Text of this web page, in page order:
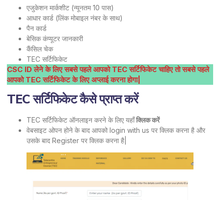
एजुकेशन मार्कशीट (न्यूनतम 10 पास)
आधार कार्ड (लिंक मोबाइल नंबर के साथ)
पैन कार्ड
बेसिक कंप्यूटर जानकारी
कैंसिल चेक
TEC सर्टिफिकेट
CSC ID लेने के लिए सबसे पहले आपको TEC सर्टिफिकेट चाहिए तो सबसे पहले
आपको TEC सर्टिफिकेट के लिए अप्लाई करना होगा|
TEC सर्टिफिकेट कैसे प्राप्त करें
TEC सर्टिफिकेट ऑनलाइन करने के लिए यहाँक्लिक करें
वेबसाइट ओपन होने के बाद आपको login with us पर क्लिक करना है और
उसके बाद Register पर क्लिक करना है|